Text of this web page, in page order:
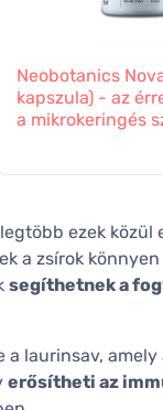
Neobotanics
kapszula) - az
a mikrokeringés
ezek
a zsírok
segíthetnek a
a laurinsav,
erősítheti az